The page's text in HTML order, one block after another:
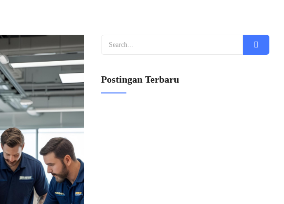
Postingan Terbaru